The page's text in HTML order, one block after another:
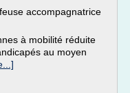
accompagnatrice
à mobilité réduite
au moyen